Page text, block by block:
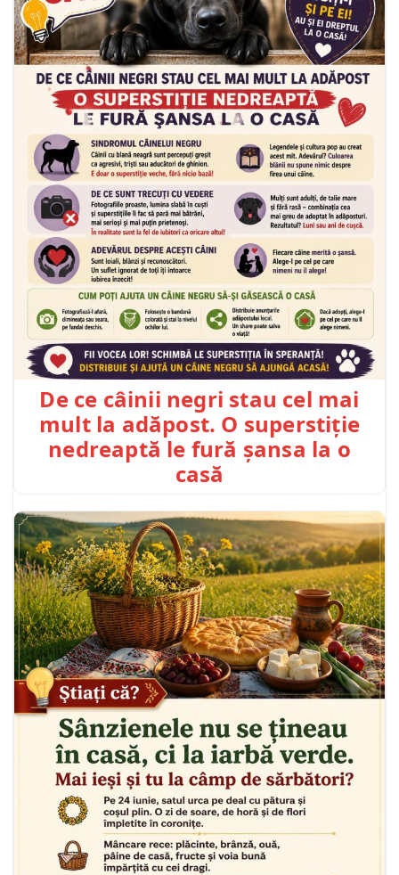
De ce câinii negri stau cel mai
mult la adăpost. O superstiție
nedreaptă le fură șansa la o
casă